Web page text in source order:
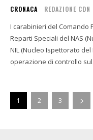
CRONACA REDAZIONE CDN
I carabinieri del Comando
Reparti Speciali del NAS
NIL (Nucleo Ispettorato
operazione di controllo
1 2 3